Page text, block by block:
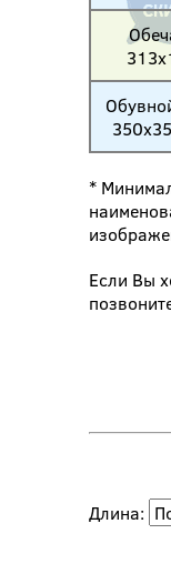
*
Если Вы
Длина: